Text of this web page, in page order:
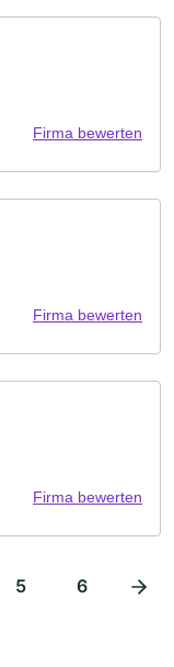
Firma bewerten
Firma bewerten
Firma bewerten
5 6